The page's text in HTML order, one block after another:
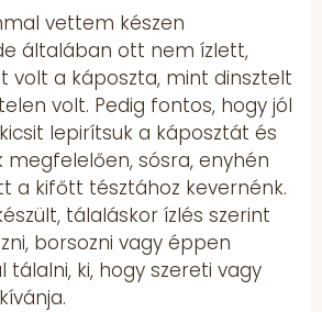
vettem készen
általában ott nem ízlett,
volt a káposzta, mint dinsztelt
volt. Pedig fontos, hogy jól
lepirítsuk a káposztát és
megfelelően, sósra, enyhén
a kifőtt tésztához kevernénk.
tálaláskor ízlés szerint
borsozni vagy éppen
tálalni, ki, hogy szereti vagy